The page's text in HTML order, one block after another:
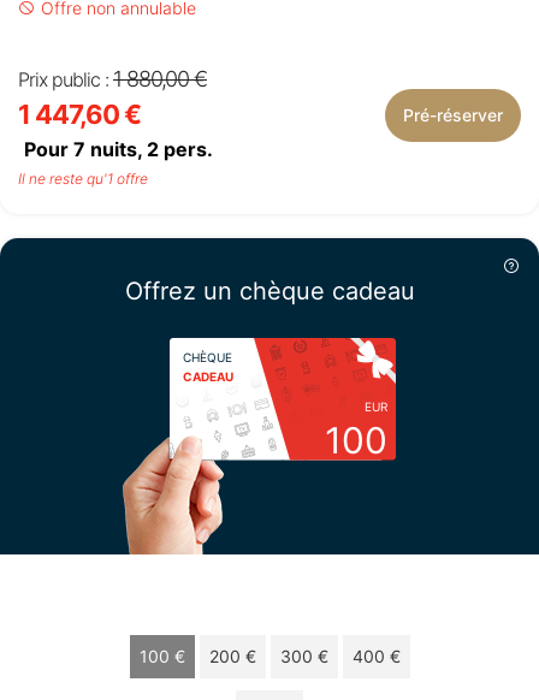
Offre non annulable
Prix public : 1 880,00 €
1 447,60 €
Pour 7 nuits, 2 pers.
Pré-réserver
Il ne reste qu'1 offre
Offrez un chèque cadeau
CHÈQUE
CADEAU
EUR
100
100 € 200 € 300 € 400 €